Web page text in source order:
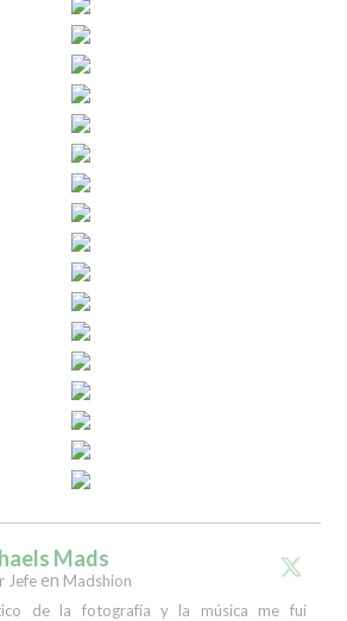
Mads
Jefe en Madshion
de la fotografía y la música me fui